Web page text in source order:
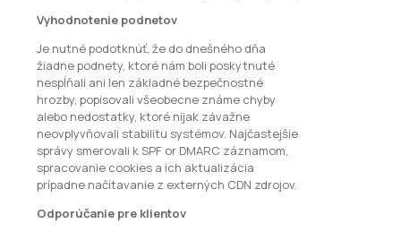
Vyhodnotenie podnetov
Je nutné podotknúť, že do dnešného dňa
žiadne podnety, ktoré nám boli poskytnuté
nespĺňali ani len základné bezpečnostné
hrozby, popisovali všeobecne známe chyby
alebo nedostatky, ktoré nijak závažne
neovplyvňovali stabilitu systémov. Najčastejšie
správy smerovali k SPF or DMARC záznamom,
spracovanie cookies a ich aktualizácia
prípadne načítavanie z externých CDN zdrojov.
Odporúčanie pre klientov